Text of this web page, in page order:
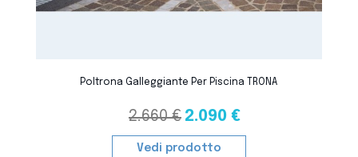
Poltrona Galleggiante Per Piscina TRONA
2.660 € 2.090 €
Vedi prodotto